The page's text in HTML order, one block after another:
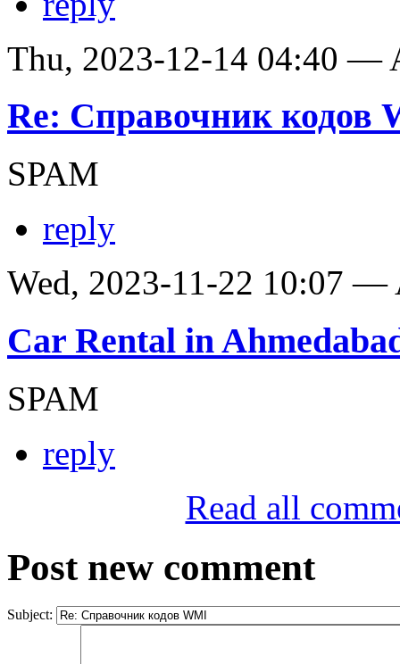
Thu, 2023-12-14 04:40 —
Re: Справочник кодов
SPAM
reply
Wed, 2023-11-22 10:07 —
Car Rental in
SPAM
reply
Read all
Post new comment
Subject: